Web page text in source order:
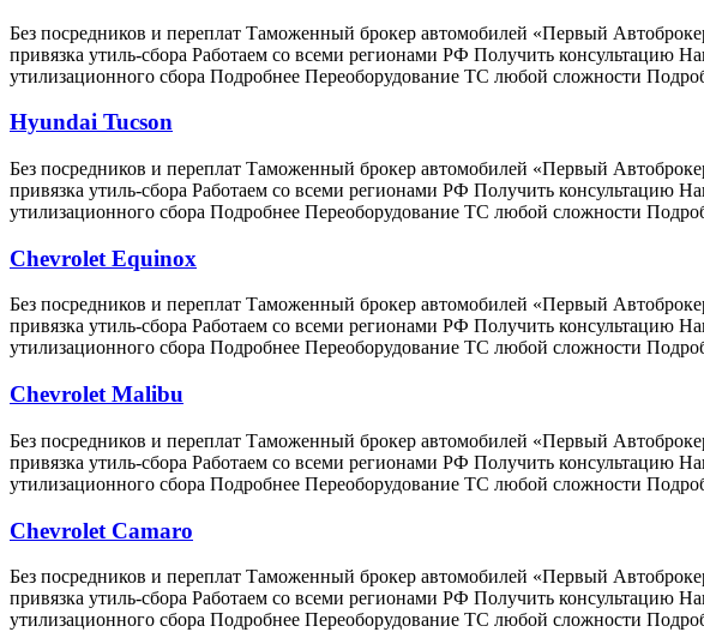
Без посредников и переплат Таможенный брокер автомобилей «Первый
привязка утиль-сбора Работаем со всеми регионами РФ Получить
утилизационного сбора Подробнее Переоборудование ТС любой сложности
Hyundai Tucson
Без посредников и переплат Таможенный брокер автомобилей «Первый
привязка утиль-сбора Работаем со всеми регионами РФ Получить
утилизационного сбора Подробнее Переоборудование ТС любой сложности
Chevrolet Equinox
Без посредников и переплат Таможенный брокер автомобилей «Первый
привязка утиль-сбора Работаем со всеми регионами РФ Получить
утилизационного сбора Подробнее Переоборудование ТС любой сложности
Chevrolet Malibu
Без посредников и переплат Таможенный брокер автомобилей «Первый
привязка утиль-сбора Работаем со всеми регионами РФ Получить
утилизационного сбора Подробнее Переоборудование ТС любой сложности
Chevrolet Camaro
Без посредников и переплат Таможенный брокер автомобилей «Первый
привязка утиль-сбора Работаем со всеми регионами РФ Получить
утилизационного сбора Подробнее Переоборудование ТС любой сложности